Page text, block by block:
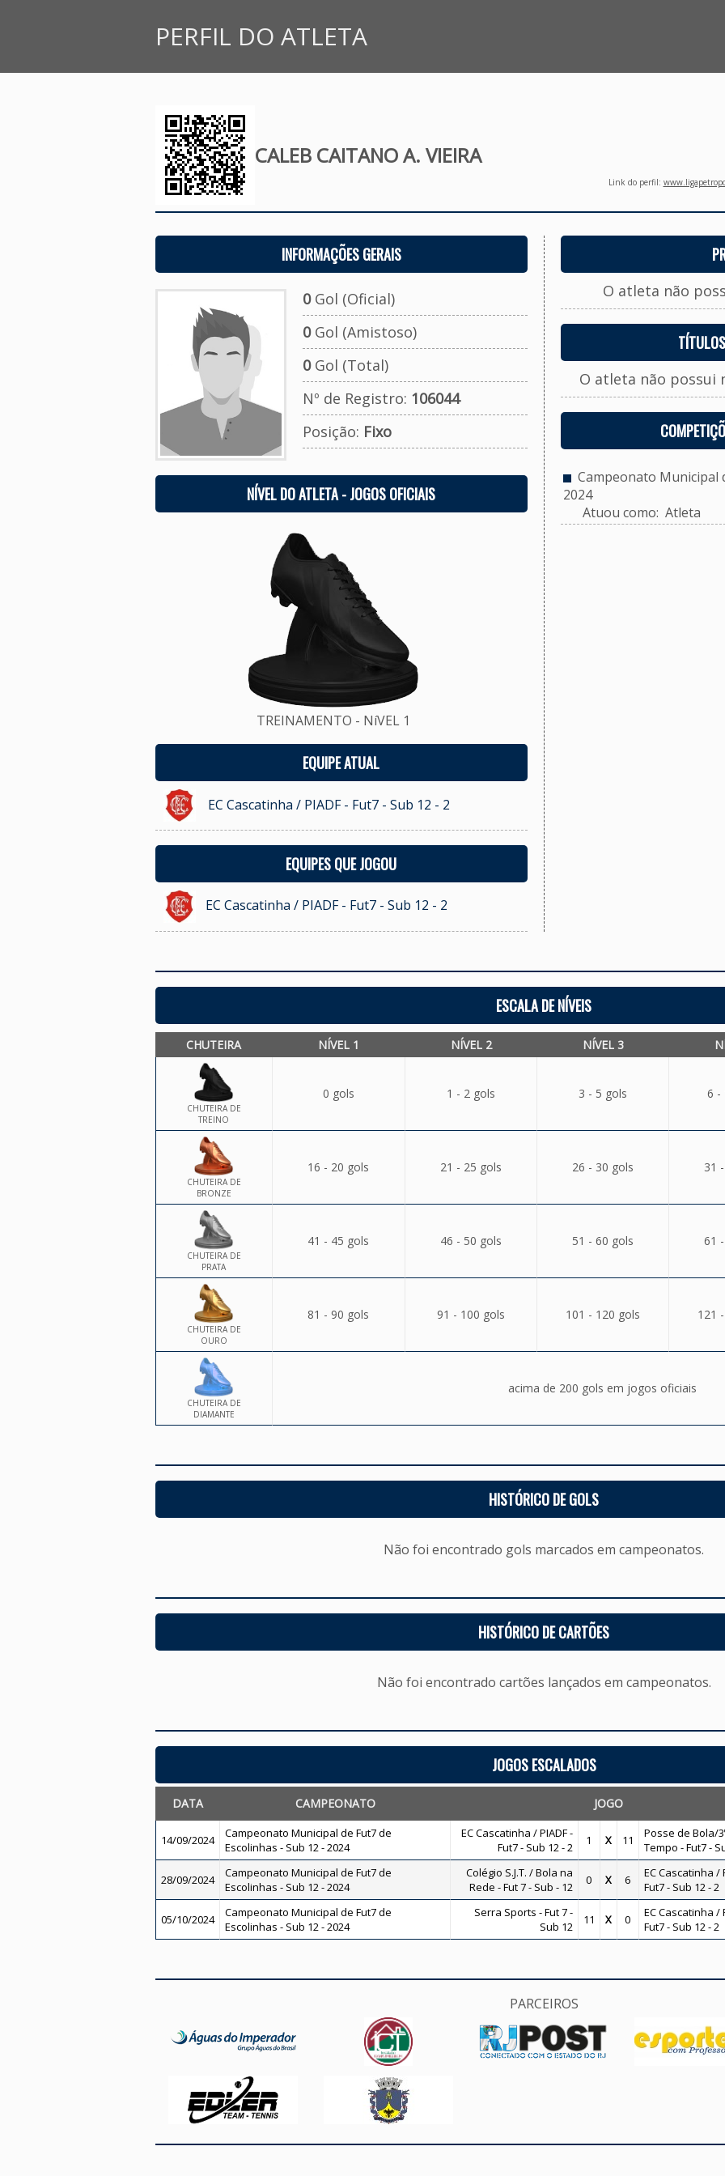
PERFIL DO ATLETA
CALEB CAITANO A. VIEIRA
Link do perfil:
INFORMAÇÕES GERAIS
0Gol (Oficial)
0Gol (Amistoso)
0Gol (Total)
Nº de Registro: 106044
Posição: Fixo
NÍVEL DO ATLETA - JOGOS OFICIAIS
TREINAMENTO - NíVEL 1
EQUIPE ATUAL
EC Cascatinha / PIADF - Fut7 - Sub 12 - 2
EQUIPES QUE JOGOU
EC Cascatinha / PIADF - Fut7 - Sub 12 - 2
O atleta não
O atleta não possui
Campeonato Municipal
2024
Atuou como: Atleta
ESCALA DE NÍVEIS
CHUTEIRA NÍVEL 1 NÍVEL 2 NÍVEL 3
CHUTEIRA DE
TREINO
0 gols 1 - 2 gols 3 - 5 gols 6 -
CHUTEIRA DE
BRONZE
16 - 20 gols 21 - 25 gols 26 - 30 gols 31
CHUTEIRA DE
PRATA
41 - 45 gols 46 - 50 gols 51 - 60 gols 61
CHUTEIRA DE
OURO
81 - 90 gols 91 - 100 gols 101 - 120 gols 121
CHUTEIRA DE
DIAMANTE
acima de 200 gols em jogos oficiais
HISTÓRICO DE GOLS
Não foi encontrado gols marcados em campeonatos.
HISTÓRICO DE CARTÕES
Não foi encontrado cartões lançados em campeonatos.
JOGOS ESCALADOS
DATA CAMPEONATO JOGO
14/09/2024
Campeonato Municipal de Fut7 de
Escolinhas - Sub 12 - 2024
EC Cascatinha / PIADF -
Fut7 - Sub 12 - 2
1 X 11
Posse de Bola/
Tempo - Fut7 -
28/09/2024
Campeonato Municipal de Fut7 de
Escolinhas - Sub 12 - 2024
Colégio S.J.T. / Bola na
Rede - Fut 7 - Sub - 12
0 X 6
EC Cascatinha /
Fut7 - Sub 12 - 2
05/10/2024
Campeonato Municipal de Fut7 de
Escolinhas - Sub 12 - 2024
Serra Sports - Fut 7 -
Sub 12
11 X 0
EC Cascatinha /
Fut7 - Sub 12 - 2
PARCEIROS